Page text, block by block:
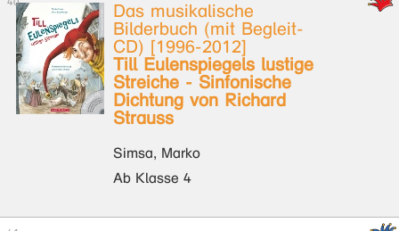
Das musikalische
Bilderbuch (mit Begleit-
CD) [1996-2012]
Till Eulenspiegels lustige
Streiche - Sinfonische
Dichtung von Richard
Strauss
Simsa, Marko
Ab Klasse 4